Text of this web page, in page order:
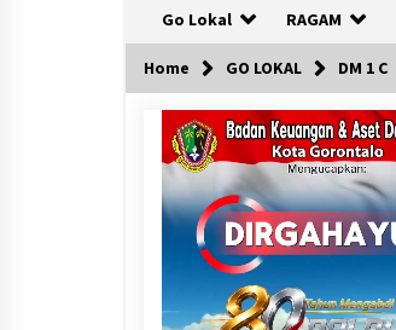
Go Lokal RAGAM
Home GO LOKAL DM 1 C